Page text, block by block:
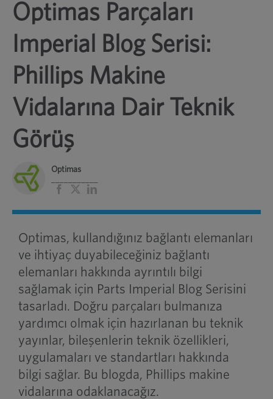
Optimas Parçaları
Imperial Blog Serisi:
Phillips Makine
Vidalarına Dair Teknik
Görüş
Optimas
Facebook
X LinkedIn
Optimas, kullandığınız bağlantı elemanları
ve ihtiyaç duyabileceğiniz bağlantı
elemanları hakkında ayrıntılı bilgi
sağlamak için Parts Imperial Blog Serisini
tasarladı. Doğru parçaları bulmanıza
yardımcı olmak için hazırlanan bu teknik
yayınlar, bileşenlerin teknik özellikleri,
uygulamaları ve standartları hakkında
bilgi sağlar. Bu blogda, Phillips makine
vidalarına odaklanacağız.